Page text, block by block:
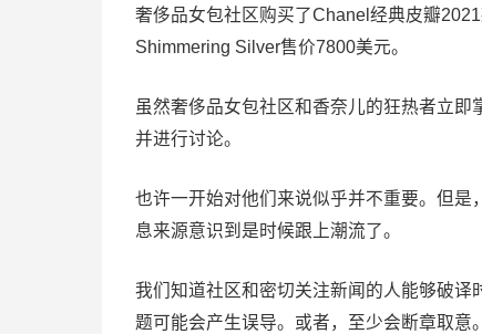
奢侈品女包社区购买了Chanel经典皮瓣
Shimmering Silver售价7800美元。
虽然奢侈品女包社区和香奈儿的狂热者立
并进行讨论。
也许一开始对他们来说似乎并不重要。但
息来源意识到是时候跟上潮流了。
我们知道社区和密切关注新闻的人能够破
题可能会产生误导。或者，至少会断章取意。